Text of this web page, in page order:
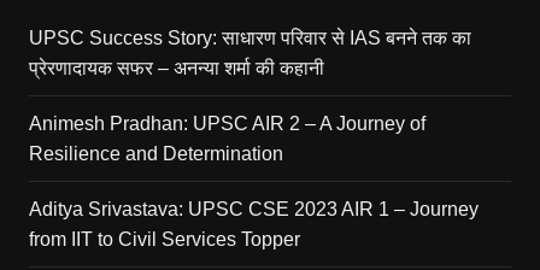
UPSC Success Story: साधारण परिवार से IAS बनने तक का
प्रेरणादायक सफर – अनन्या शर्मा की कहानी
Animesh Pradhan: UPSC AIR 2 – A Journey of
Resilience and Determination
Aditya Srivastava: UPSC CSE 2023 AIR 1 – Journey
from IIT to Civil Services Topper